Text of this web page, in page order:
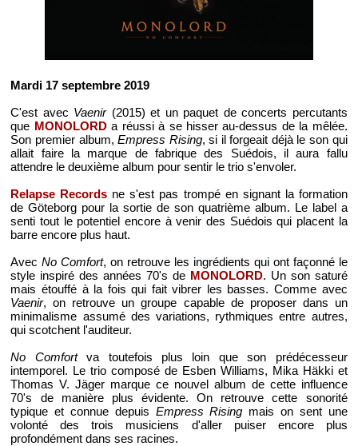
Mardi 17 septembre 2019
C'est avec Vaenir(2015) et un paquet de concerts percutants
que MONOLORDa réussi à se hisser au-dessus de la mêlée.
Son premier album,Empress Rising, si il forgeait déjà le son qui
allait faire la marque de fabrique des Suédois, il aura fallu
attendre le deuxième album pour sentir le trio s'envoler.
Relapse Records ne s'est pas trompé en signant la formation
de Göteborg pour la sortie de son quatrième album. Le label a
senti tout le potentiel encore à venir des Suédois qui placent la
barre encore plus haut.
AvecNo Comfort, on retrouve les ingrédients qui ont façonné le
style inspiré des années 70's de MONOLORD. Un son saturé
mais étouffé à la fois qui fait vibrer les basses. Comme avec
Vaenir, on retrouve un groupe capable de proposer dans un
minimalisme assumé des variations, rythmiques entre autres,
qui scotchent l'auditeur.
No Comfortva toutefois plus loin que son prédécesseur
intemporel. Le trio composé de Esben Williams, Mika Häkki et
Thomas V. Jäger marque ce nouvel album de cette influence
70's de manière plus évidente. On retrouve cette sonorité
typique et connue depuis Empress Rising mais on sent une
volonté des trois musiciens d'aller puiser encore plus
profondément dans ses racines.